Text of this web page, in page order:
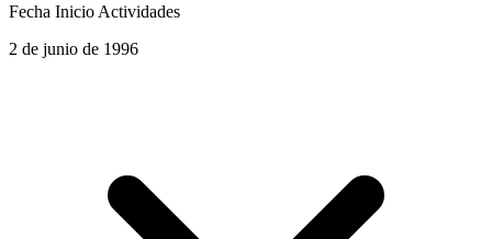
Fecha Inicio Actividades
2 de junio de 1996